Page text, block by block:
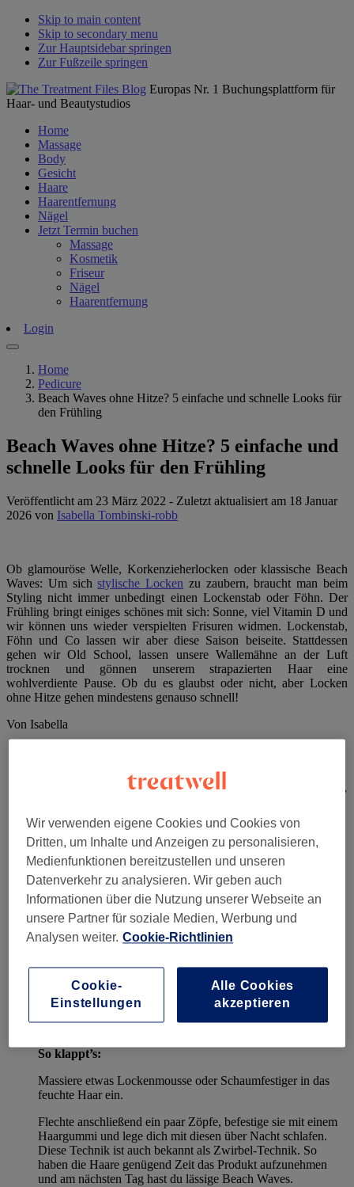
Skip to main content
Skip to secondary menu
Zur Hauptsidebar springen
Zur Fußzeile springen
Europas Nr. 1 Buchungsplattform für
Haar- und Beautystudios
Home
Massage
Body
Gesicht
Haare
Haarentfernung
Nägel
Jetzt Termin buchen
Massage
Kosmetik
Friseur
Nägel
Haarentfernung
Login
Home
Pedicure
Beach Waves ohne Hitze? 5 einfache und schnelle Looks für
den Frühling
Beach Waves ohne Hitze? 5 einfache und
schnelle Looks für den Frühling
Veröffentlicht am 23 März 2022 - Zuletzt aktualisiert am 18 Januar
2026 von Isabella Tombinski-robb
Ob glamouröse Welle, Korkenzieherlocken oder klassische Beach
Waves: Um sichstylische Locken zu zaubern, braucht man beim
Styling nicht immer unbedingt einen Lockenstab oder Föhn. Der
Frühling bringt einiges schönes mit sich: Sonne, viel Vitamin D und
wir können uns wieder verspielten Frisuren widmen. Lockenstab,
Föhn und Co lassen wir aber diese Saison beiseite. Stattdessen
gehen wir Old School, lassen unsere Wallemähne an der Luft
trocknen und gönnen unserem strapazierten Haar eine
wohlverdiente Pause. Ob du es glaubst oder nicht, aber Locken
ohne Hitze gehen mindestens genauso schnell!
Von Isabella
Sie sehen lässig aus und lassen sich vor allem ohne Hitze easy
Tagen am Strand, wenn das Haar sich durch die Kombination
Sonne, Meersalz leicht gewellt hat. Somit ist der entspannte
Beach-Look entstanden, der besonders in Kalifornien beliebt
ist. ​
2 Beach Waves mit Zwirbel-Technik
Um klassische Beach Waves zu stylen, benötigst du:
Dusche)
EinHaargummi
EinLockenmousse oderSchaumfestiger
So klappt’s:
Massiere etwas Lockenmousse oder Schaumfestiger in das
feuchte Haar ein.
Flechte anschließend ein paar Zöpfe, befestige sie mit einem
Haargummi und lege dich mit diesen über Nacht schlafen.
Diese Technik ist auch bekannt als Zwirbel-Technik. So
haben die Haare genügend Zeit das Produkt aufzunehmen
und am nächsten Tag hast du lässige Beach Waves.
Wir verwenden eigene Cookies und Cookies von
Dritten, um Inhalte und Anzeigen zu personalisieren,
Medienfunktionen bereitzustellen und unseren
Datenverkehr zu analysieren. Wir geben auch
Informationen über die Nutzung unserer Webseite an
unsere Partner für soziale Medien, Werbung und
Analysen weiter. Cookie-Richtlinien
Alle Cookies
akzeptieren
Cookie-
Einstellungen